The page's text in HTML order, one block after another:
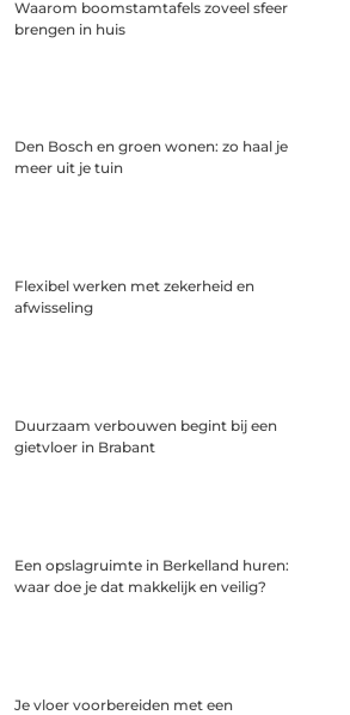
Waarom boomstamtafels zoveel sfeer
brengen in huis
Den Bosch en groen wonen: zo haal je
meer uit je tuin
Flexibel werken met zekerheid en
afwisseling
Duurzaam verbouwen begint bij een
gietvloer in Brabant
Een opslagruimte in Berkelland huren:
waar doe je dat makkelijk en veilig?
Je vloer voorbereiden met een